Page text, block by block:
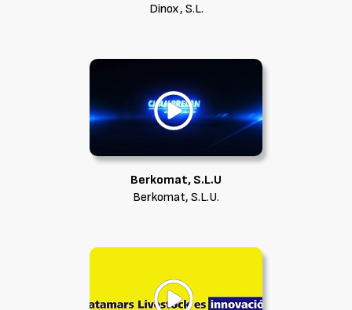
Dinox, S.L.
Berkomat, S.L.U
Berkomat, S.L.U.